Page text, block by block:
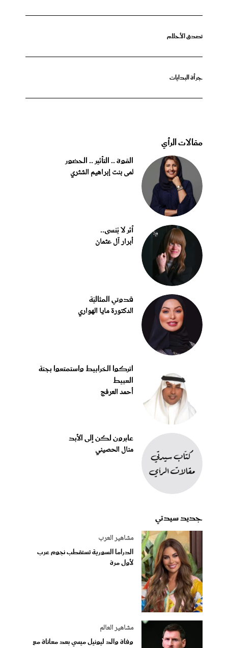
تصدق الأحلام
جرأة البدايات
مقالات الرأي
القوة .. التأثير .. الحضور
لمى بنت إبراهيم الشثري
أثر لا يُنسى..
أبرار آل عثمان
قدوتي المثاليّة
الدكتورة مايا الهواري
اتركوا الخرابيط واستمتعوا بجنة
العبيط
أحمد العرفج
عابرون لكن إلى الأبد
منال الحصيني
جديد سيدتي
مشاهير العرب
الدراما السورية تستقطب نجوم عرب
لأول مرة
مشاهير العالم
وفاة والد ليونيل ميسي بعد معاناة مع